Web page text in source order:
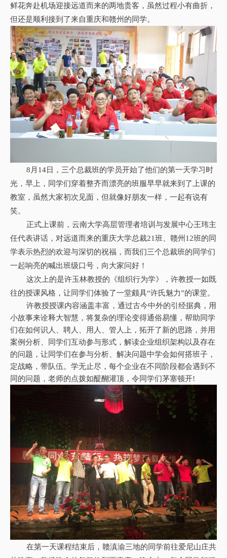
鲜花奔赴机场迎接远道而来的两地贵客，虽然过程小有曲折，
但还是顺利接到了来自重庆和赣州的同学。
8月14日，三个总裁班的学员开始了他们的第一天学习时
光，早上，同学们穿着整齐而漂亮的班服早早就来到了上课的
教室，虽然大家初次见面，但就像好朋友一样，一起有说有
笑。
正式上课前，云南大学高层管理者培训与发展中心王玮主
任代表讲话，对远道而来的重庆大学总裁21班、赣州12班的同
学表示热烈的欢迎与深切的祝福，而我们三个总裁班的同学们
一起响亮的喊出班级口号，向大家问好！
这次上的是许玉林教授的《组织行为学》，许教授一如既
往的授课风格，让同学们体验了一堂颇具“许氏魅力”的课堂。
许教授授课内容涵盖丰富，通过古今中外的引经据典，用
小故事来诠释大智慧，将复杂的理论变得通俗易懂，帮助同学
们在如何识人、聘人、用人、管人上，拓开了新的思路，并用
案例分析、同学们互动参与形式，解读企业组织架构以及存在
的问题，让同学们在参与分析、解决问题中学会如何搭班子，
定战略，带队伍。学无止尽，每个企业在不同阶段都会遇到不
同的问题，老师的点拨如醍醐灌顶，令同学们茅塞顿开!
在第一天课程结束后，赣滇渝三地的同学前往爱尼山庄共